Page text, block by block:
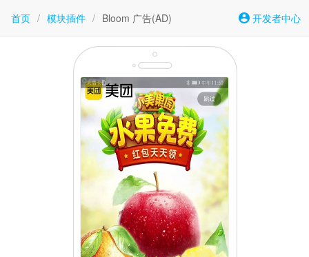
首页 / 模块插件 / Bloom 广告(AD) 开发者中心